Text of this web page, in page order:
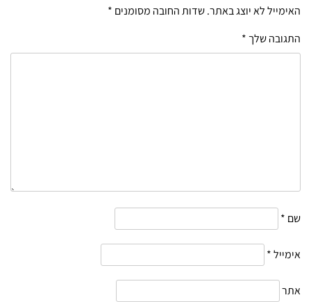
האימייל לא יוצג באתר.שדות החובה מסומנים *
התגובה שלך*
שם *
אימייל*
אתר